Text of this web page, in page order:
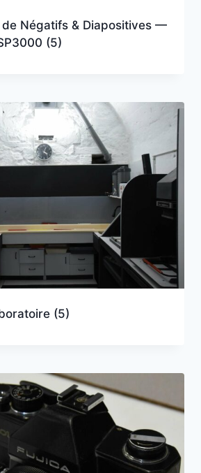
de Négatifs & Diapositives —
(5)
(5)